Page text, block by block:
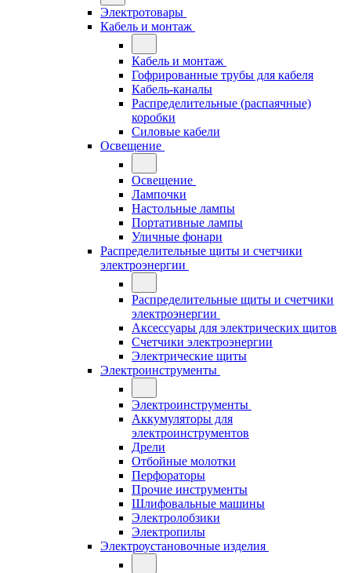
Электротовары
Кабель и монтаж
Кабель и монтаж
Гофрированные трубы для кабеля
Кабель-каналы
Распределительные (распаячные)
коробки
Силовые кабели
Освещение
Освещение
Лампочки
Настольные лампы
Портативные лампы
Уличные фонари
Распределительные щиты и счетчики
электроэнергии
Распределительные щиты и счетчики
электроэнергии
Аксессуары для электрических щитов
Счетчики электроэнергии
Электрические щиты
Электроинструменты
Электроинструменты
Аккумуляторы для
электроинструментов
Дрели
Отбойные молотки
Перфораторы
Прочие инструменты
Шлифовальные машины
Электролобзики
Электропилы
Электроустановочные изделия